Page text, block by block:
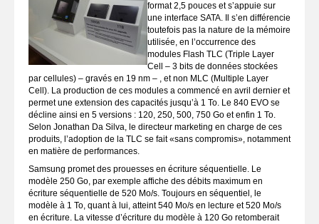
format 2,5 pouces et s’appuie sur
une interface SATA. Il s’en différencie
toutefois pas la nature de la mémoire
utilisée, en l’occurrence des
modules Flash TLC (Triple Layer
Cell – 3 bits de données stockées
par cellules) – gravés en 19 nm – , et non MLC (Multiple Layer
Cell). La production de ces modules a commencé en avril dernier et
permet une extension des capacités jusqu’à 1 To. Le 840 EVO se
décline ainsi en 5 versions : 120, 250, 500, 750 Go et enfin 1 To.
Selon Jonathan Da Silva, le directeur marketing en charge de ces
produits, l’adoption de la TLC se fait «sans compromis», notamment
en matière de performances.
Samsung promet des prouesses en écriture séquentielle. Le
modèle 250 Go, par exemple affiche des débits maximum en
écriture séquentielle de 520 Mo/s. Toujours en séquentiel, le
modèle à 1 To, quant à lui, atteint 540 Mo/s en lecture et 520 Mo/s
en écriture. La vitesse d’écriture du modèle à 120 Go retomberait